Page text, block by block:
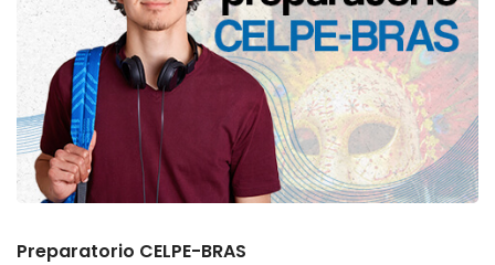
Preparatorio CELPE-BRAS